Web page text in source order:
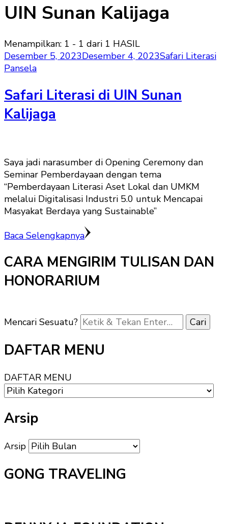
UIN Sunan Kalijaga
Menampilkan: 1 - 1 dari 1 HASIL
Desember 5, 2023Desember 4, 2023Safari Literasi
Pansela
Safari Literasi di UIN Sunan
Kalijaga
Saya jadi narasumber di Opening Ceremony dan
Seminar Pemberdayaan dengan tema
“Pemberdayaan Literasi Aset Lokal dan UMKM
melalui Digitalisasi Industri 5.0 untuk Mencapai
Masyakat Berdaya yang Sustainable”
Baca Selengkapnya
CARA MENGIRIM TULISAN DAN
HONORARIUM
Mencari Sesuatu?
DAFTAR MENU
DAFTAR MENU
Arsip
Arsip
GONG TRAVELING